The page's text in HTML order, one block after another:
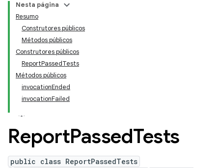
Nesta página
Resumo
Construtores públicos
Métodos públicos
Construtores públicos
ReportPassedTests
Métodos públicos
invocationEnded
invocationFailed
ReportPassedTests
public class ReportPassedTests